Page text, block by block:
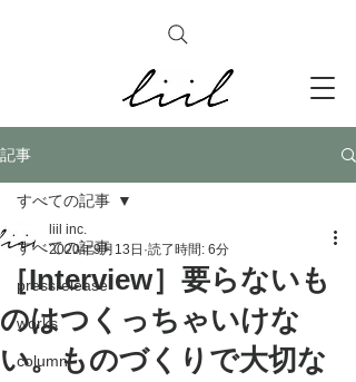
記事
すべての記事
pressrelease
works
column
すべての記事
［Interview］要らないも
のはつくっちゃいけな
い。ものづくりで大切な
liil inc.
2020年9月13日 読了時間: 6分